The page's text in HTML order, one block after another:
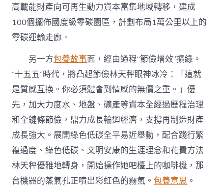
高載能財產向可再生動力資本富集地域轉移，建成
100個擺佈國度級零碳園區，計劃布局1萬公里以上的
零碳運輸走廊。
另一方包養故事面，經由過程“節儉增效”擴綠。
“十五五”時代，將凸起節儉林天秤眼神冰冷：「這就
是質感互換。你必須體會到情感的無價之重。」優
先，加大力度水、地盤、礦產等資本全經過歷程治理
和全鏈條節儉，鼎力成長輪迴經濟，支撐再制造財產
成長強大。展開綠色低碳全平易近舉動，配合踐行繁
複過度、綠色低碳、文明安康的生涯理念和花費方法
林天秤優雅地轉身，開始操作她吧檯上的咖啡機，那
台機器的蒸氣孔正噴出彩虹色的霧氣。包養意思 。